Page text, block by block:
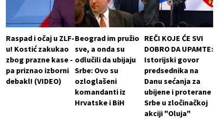
Raspad i očaj u ZLF-
u! Kostić zakukao
zbog prazne kase -
pa priznao izborni
debakl! (VIDEO)
Beograd im pružio
sve, a onda su
odlučili da ubijaju
Srbe: Ovo su
ozloglašeni
komandanti iz
Hrvatske i BiH
REČI KOJE ĆE SVI
DOBRO DA UPAMTE:
Istorijski govor
predsednika na
Danu sećanja za
ubijene i proterane
Srbe u zločinačkoj
akciji "Oluja"